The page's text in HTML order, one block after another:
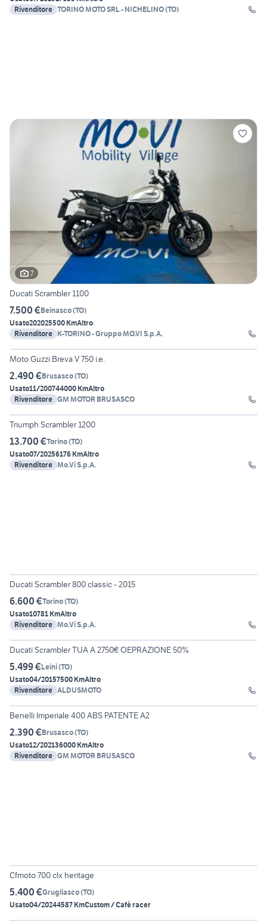
Rivenditore TORINO MOTO SRL - NICHELINO (TO)
7
Ducati Scrambler 1100
7.500 €Beinasco(TO)
Usato202025500 KmAltro
Rivenditore K-TORINO - Gruppo MO.VI S.p.A.
8
Moto Guzzi Breva V 750 i.e.
2.490 €Brusasco(TO)
Usato11/200744000 KmAltro
Rivenditore GM MOTOR BRUSASCO
5
Triumph Scrambler 1200
13.700 €Torino(TO)
Usato07/20256176 KmAltro
Rivenditore Mo.Vi S.p.A.
Ducati Scrambler 800 classic - 2015
6.600 €Torino(TO)
Usato10781 KmAltro
Rivenditore Mo.Vi S.p.A.
7
Ducati Scrambler TUA A 2750€ OEPRAZIONE 50%
5.499 €Leini(TO)
Usato04/20157500 KmAltro
Rivenditore ALDUSMOTO
7
Benelli Imperiale 400 ABS PATENTE A2
2.390 €Brusasco(TO)
Usato12/202136000 KmAltro
Rivenditore GM MOTOR BRUSASCO
Cfmoto 700 clx heritage
5.400 €Grugliasco(TO)
Usato04/20244587 KmCustom / Café racer